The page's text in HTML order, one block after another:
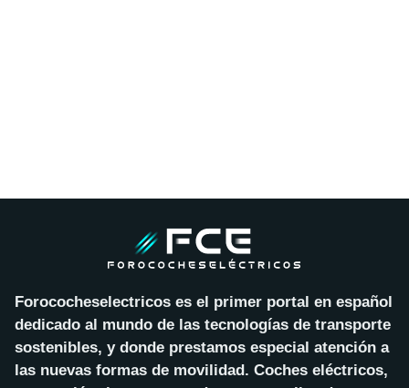
Forococheselectricos es el primer portal en español
dedicado al mundo de las tecnologías de transporte
sostenibles, y donde prestamos especial atención a
las nuevas formas de movilidad. Coches eléctricos,